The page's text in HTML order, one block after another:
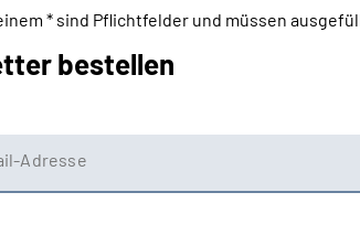
* sind Pflichtfelder und müssen
bestellen